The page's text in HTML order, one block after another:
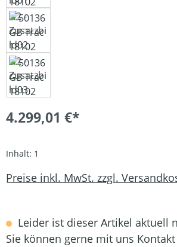
4.299,01 €*
Inhalt: 1
Preise inkl. MwSt. zzgl.
Leider ist dieser Artikel aktuell
Sie können gerne mit uns